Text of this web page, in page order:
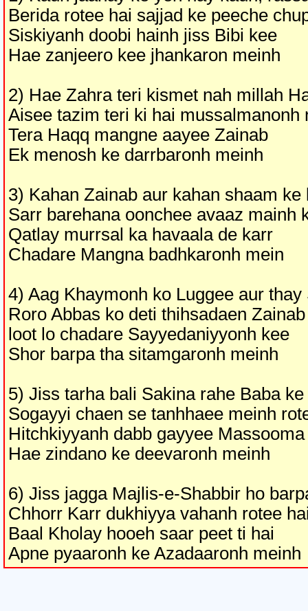
Berida rotee hai sajjad ke peeche
Siskiyanh doobi hainh jiss Bibi kee
Hae zanjeero kee jhankaron meinh
2) Hae Zahra teri kismet nah millah
Aisee tazim teri ki hai mussalmanonh
Tera Haqq mangne aayee Zainab
Ek menosh ke darrbaronh meinh
3) Kahan Zainab aur kahan shaam
Sarr barehana oonchee avaaz mainh
Qatlay murrsal ka havaala de karr
Chadare Mangna badhkaronh mein
4) Aag Khaymonh ko Luggee aur
Roro Abbas ko deti thihsadaen Zainab
loot lo chadare Sayyedaniyyonh kee
Shor barpa tha sitamgaronh meinh
5) Jiss tarha bali Sakina rahe Baba
Sogayyi chaen se tanhhaee meinh
Hitchkiyyanh dabb gayyee
Hae zindano ke deevaronh meinh
6) Jiss jagga Majlis-e-Shabbir ho
Chhorr Karr dukhiyya vahanh rotee
Baal Kholay hooeh saar peet ti hai
Apne pyaaronh ke Azadaaronh meinh